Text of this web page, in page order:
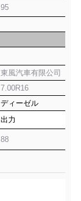
95
東風汽車有限公司
7.00R16
ディーゼル
出力
88